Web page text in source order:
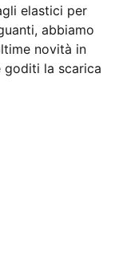
elastici per
abbiamo
novità in
goditi la scarica